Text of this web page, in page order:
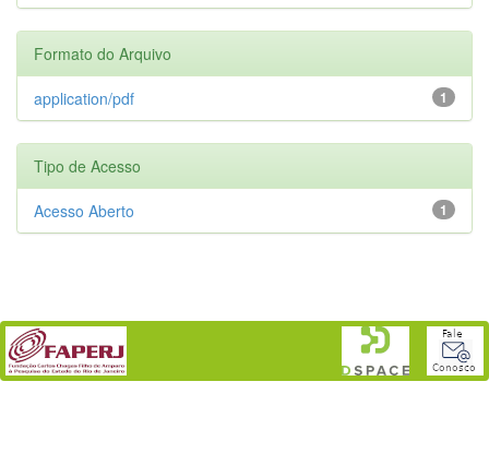
Formato do Arquivo
1
application/pdf
Tipo de Acesso
1
Acesso Aberto